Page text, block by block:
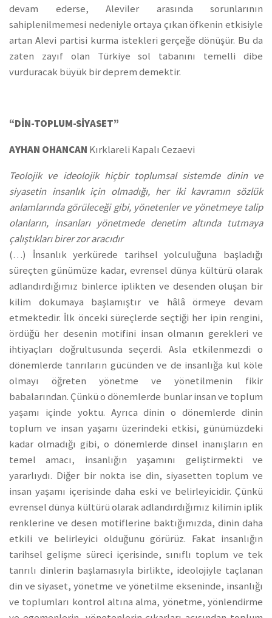
devam ederse, Aleviler arasında sorunlarının
sahiplenilmemesi nedeniyle ortaya çıkan öfkenin etkisiyle
artan Alevi partisi kurma istekleri gerçeğe dönüşür. Bu da
zaten zayıf olan Türkiye sol tabanını temelli dibe
vurduracak büyük bir deprem demektir.
“DİN-TOPLUM-SİYASET”
AYHAN OHANCAN Kırklareli Kapalı Cezaevi
Teolojik ve ideolojik hiçbir toplumsal sistemde dinin ve
siyasetin insanlık için olmadığı, her iki kavramın sözlük
anlamlarında görüleceği gibi, yönetenler ve yönetmeye talip
olanların, insanları yönetmede denetim altında tutmaya
çalıştıkları birer zor aracıdır
(…) İnsanlık yerkürede tarihsel yolculuğuna başladığı
süreçten günümüze kadar, evrensel dünya kültürü olarak
adlandırdığımız binlerce iplikten ve desenden oluşan bir
kilim dokumaya başlamıştır ve hâlâ örmeye devam
etmektedir. İlk önceki süreçlerde seçtiği her ipin rengini,
ördüğü her desenin motifini insan olmanın gerekleri ve
ihtiyaçları doğrultusunda seçerdi. Asla etkilenmezdi o
dönemlerde tanrıların gücünden ve de insanlığa kul köle
olmayı öğreten yönetme ve yönetilmenin fikir
babalarından. Çünkü o dönemlerde bunlar insan ve toplum
yaşamı içinde yoktu. Ayrıca dinin o dönemlerde dinin
toplum ve insan yaşamı üzerindeki etkisi, günümüzdeki
kadar olmadığı gibi, o dönemlerde dinsel inanışların en
temel amacı, insanlığın yaşamını geliştirmekti ve
yararlıydı. Diğer bir nokta ise din, siyasetten toplum ve
insan yaşamı içerisinde daha eski ve belirleyicidir. Çünkü
evrensel dünya kültürü olarak adlandırdığımız kilimin iplik
renklerine ve desen motiflerine baktığımızda, dinin daha
etkili ve belirleyici olduğunu görürüz. Fakat insanlığın
tarihsel gelişme süreci içerisinde, sınıflı toplum ve tek
tanrılı dinlerin başlamasıyla birlikte, ideolojiyle taçlanan
din ve siyaset, yönetme ve yönetilme ekseninde, insanlığı
ve toplumları kontrol altına alma, yönetme, yönlendirme